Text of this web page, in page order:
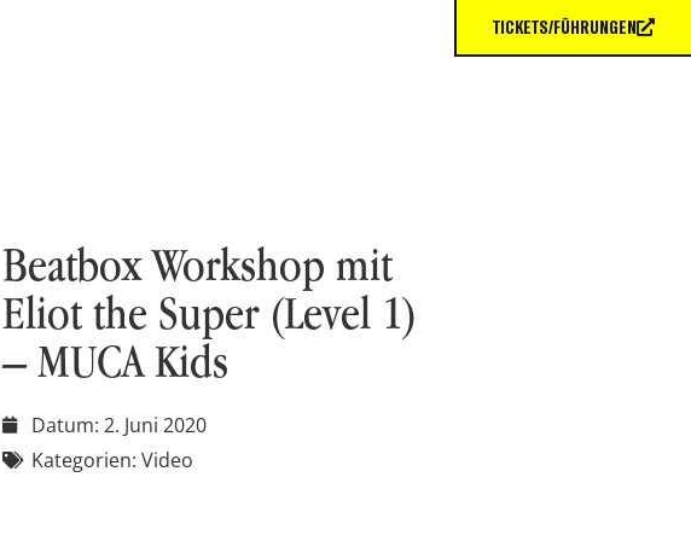
Beatbox Workshop mit
Eliot the Super (Level 1)
– MUCA Kids
Datum: 2. Juni 2020
Kategorien: Video
TICKETS/FÜHRUNGEN